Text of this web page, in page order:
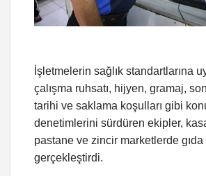
İşletmelerin sağlık standartlarına
çalışma ruhsatı, hijyen, gramaj,
tarihi ve saklama koşulları gibi
denetimlerini sürdüren ekipler,
pastane ve zincir marketlerde
gerçekleştirdi.